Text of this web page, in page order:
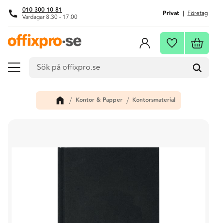
Meny
010 300 10 81
Vardagar 8.30 - 17.00 Privat Företag
Favoriter
Kontor & Papper Kontorsmaterial